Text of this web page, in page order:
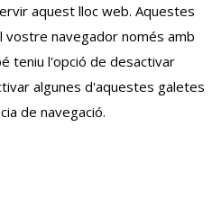
aquest lloc web. Aquestes
vostre navegador només amb
teniu l'opció de desactivar
algunes d'aquestes galetes
de navegació.